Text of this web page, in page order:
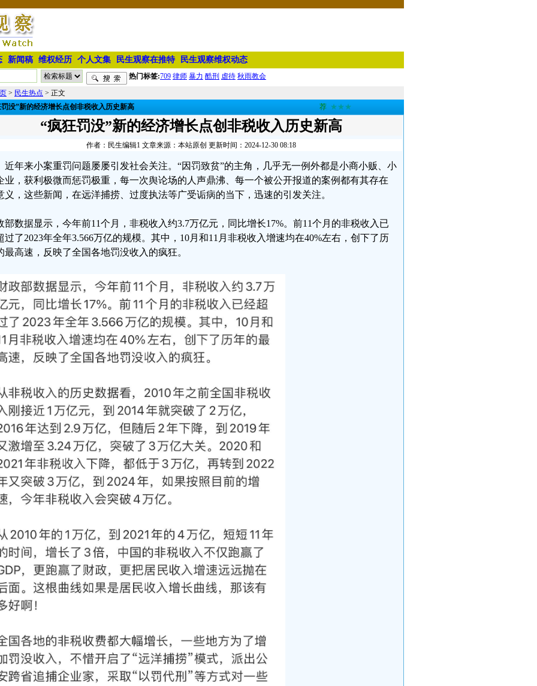
新闻稿 维权经历 个人文集 民生观察在推特 民生观察维权动态
热门标签:709 律师 暴力 酷刑 虐待 秋雨教会
> 民生热点 > 正文
没”新的经济增长点创非税收入历史新高
荐 ★★★
“疯狂罚没”新的经济增长点创非税收入历史新高
作者：民生编辑1 文章来源：本站原创 更新时间：2024-12-30 08:18
近年来小案重罚问题屡屡引发社会关注。“因罚致贫”的主角，几乎无一例外都是小商小贩、小
业，获利极微而惩罚极重，每一次舆论场的人声鼎沸、每一个被公开报道的案例都有其存在
义，这些新闻，在远洋捕捞、过度执法等广受诟病的当下，迅速的引发关注。
部数据显示，今年前11个月，非税收入约3.7万亿元，同比增长17%。前11个月的非税收入已
过了2023年全年3.566万亿的规模。其中，10月和11月非税收入增速均在40%左右，创下了历
最高速，反映了全国各地罚没收入的疯狂。